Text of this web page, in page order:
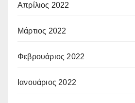
Απρίλιος 2022
Μάρτιος 2022
Φεβρουάριος 2022
Ιανουάριος 2022